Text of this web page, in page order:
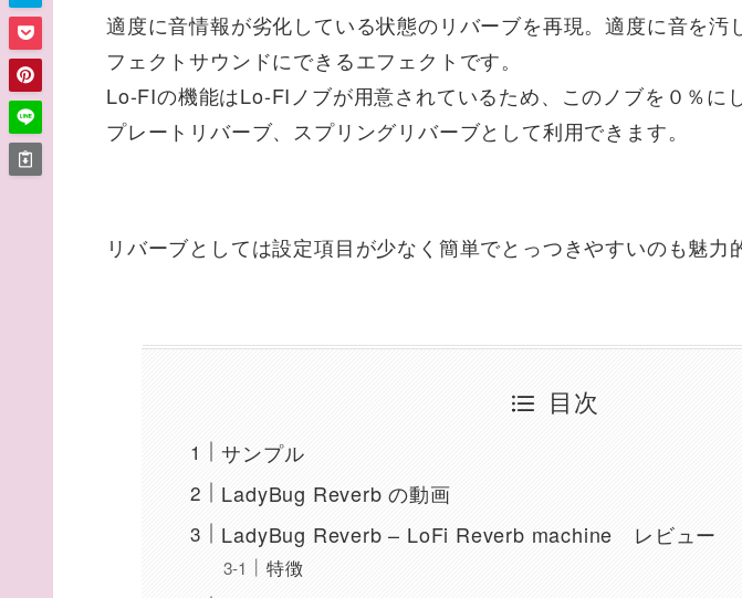
適度に音情報が劣化している状態のリバーブを再現。適度に音を汚
フェクトサウンドにできるエフェクトです。
Lo-FIの機能はLo-FIノブが用意されているため、このノブを０％に
プレートリバーブ、スプリングリバーブとして利用できます。
リバーブとしては設定項目が少なく簡単でとっつきやすいのも魅力
目次
サンプル
LadyBug Reverb の動画
LadyBug Reverb – LoFi Reverb machine レビュー
特徴